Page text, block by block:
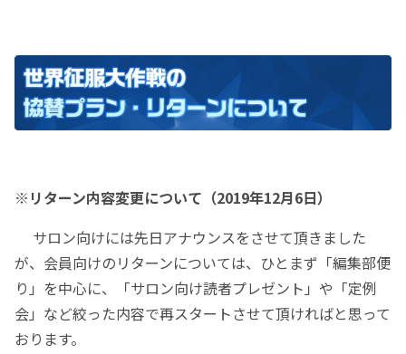
※リターン内容変更について（2019年12月6日）
サロン向けには先日アナウンスをさせて頂きました
が、会員向けのリターンについては、ひとまず「編集部便
り」を中心に、「サロン向け読者プレゼント」や「定例
会」など絞った内容で再スタートさせて頂ければと思って
おります。